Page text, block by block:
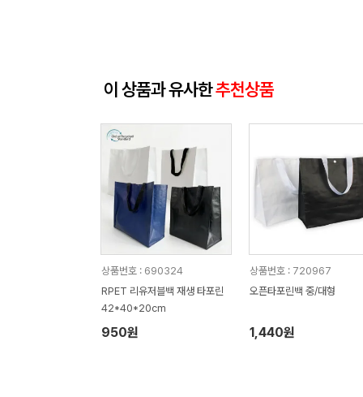
이 상품과 유사한추천상품
상품번호 : 690324
RPET 리유저블백 재생 타포린
42*40*20cm
950원
상품번호 : 720967
오픈타포린백 중/대형
1,440원